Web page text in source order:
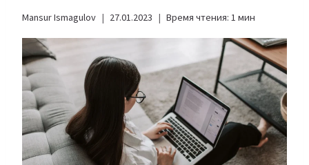
Mansur Ismagulov 27.01.2023 Время чтения: 1 мин